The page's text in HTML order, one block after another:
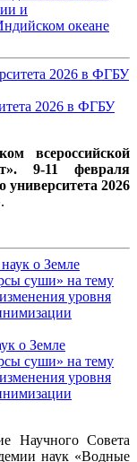
и
океане
2026 в ФГБУ
всероссийской
9-11 февраля
2026
.
о Земле
суши» на тему
уровня
Научного Совета
наук «Водные